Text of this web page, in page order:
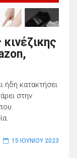
ήδη κατακτήσει
στην
15 ΙΟΥΝΊΟΥ 2023